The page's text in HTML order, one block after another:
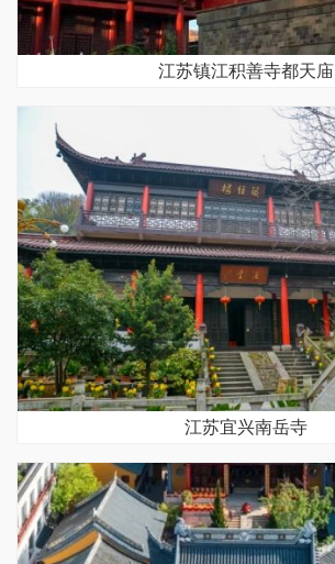
江苏镇江积善寺都天庙
江苏宜兴南岳寺